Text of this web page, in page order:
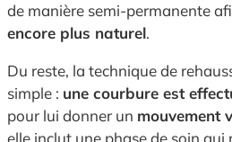
de manière semi-permanente
encore plus naturel.
Du reste, la technique de
simple : une courbure est
pour lui donner un mouvement
elle inclut une phase de soin